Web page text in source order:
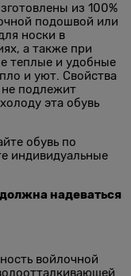
из 100%
подошвой или
носки в
а также при
теплые и удобные
и уют. Свойства
не подлежит
эта обувь
обувь по
индивидуальные
надеваться
войлочной